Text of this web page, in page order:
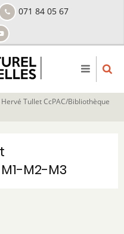
071 84 05 67
Tullet CcPAC/Bibliothèque
M2-M3